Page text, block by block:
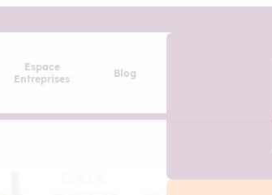
Espace
Entreprises
Blog